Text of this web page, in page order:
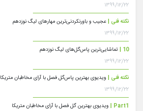
۱۳۹۹/۱۲/۲۲
نکته فنی | عجیب و باورنکردنی‌ترین مهارهای لیگ نوزدهم
۱۳۹۹/۱۲/۲۲
10 | تماشایی‌ترین پاس‌گل‌های لیگ نوزدهم
۱۳۹۹/۱۲/۲۲
نکته فنی | ویدیوی بهترین پاس‌گل فصل با آرای مخاطبان متریکا
۱۳۹۹/۱۲/۲۲
Part1 | ویدیوی بهترین گل فصل با آرای مخاطبان متریکا